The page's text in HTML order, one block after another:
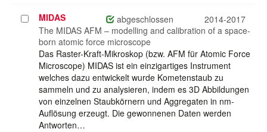
Projekt
auswählen
MIDAS abgeschlossen
2014-2017
The MIDAS AFM – modelling and calibration of a space-
born atomic force microscope
Das Raster-Kraft-Mikroskop (bzw. AFM für Atomic Force
Microscope) MIDAS ist ein einzigartiges Instrument
welches dazu entwickelt wurde Kometenstaub zu
sammeln und zu analysieren, indem es 3D Abbildungen
von einzelnen Staubkörnern und Aggregaten in nm-
Auflösung erzeugt. Die gewonnenen Daten werden
Antworten…